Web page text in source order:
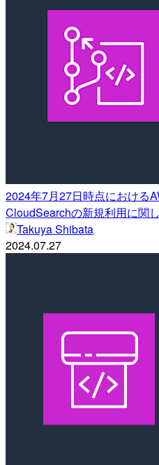
2024年7月27日時点における
CloudSearchの新規利用に関
Takuya Shibata
2024.07.27